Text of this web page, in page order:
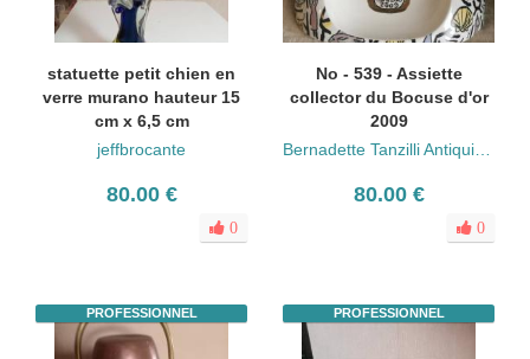
statuette petit chien en
verre murano hauteur 15
cm x 6,5 cm
jeffbrocante
80.00 €
0
No - 539 - Assiette
collector du Bocuse d'or
2009
80.00 €
0
PROFESSIONNEL PROFESSIONNEL